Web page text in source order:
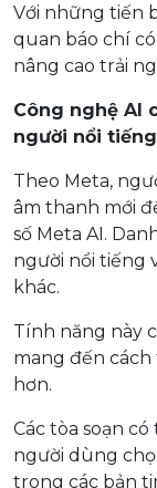
Với những tiến
quan báo chí
nâng cao trải
Công nghệ AI
người nổi tiếng
Theo Meta,
âm thanh mới
số Meta AI.
người nổi tiếng
khác.
Tính năng này
mang đến
hơn.
Các tòa soạn
người dùng
trong các bản